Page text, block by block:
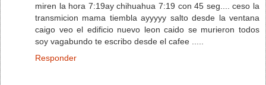
miren la hora 7:19ay chihuahua 7:19 con 45 seg.... ceso la
transmicion mama tiembla ayyyyy salto desde la ventana
caigo veo el edificio nuevo leon caido se murieron todos
soy vagabundo te escribo desde el cafee .....
Responder